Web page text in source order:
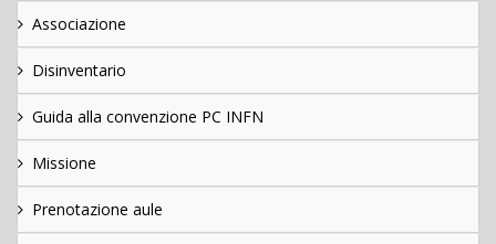
Associazione
Disinventario
Guida alla convenzione PC INFN
Missione
Prenotazione aule